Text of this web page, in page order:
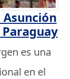
es una
en el